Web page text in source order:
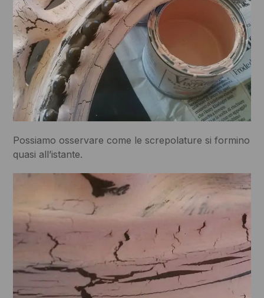
Possiamo osservare come le screpolature si formino
quasi all’istante.